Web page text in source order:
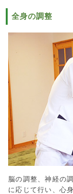
全身の調整
脳の調整、神経の
に応じて行い、心